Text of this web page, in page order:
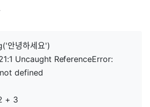
안녕하세요')
Uncaught ReferenceError:
defined
+ 3